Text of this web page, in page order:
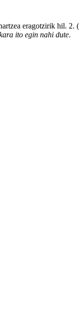
eragotzirik hil. 2.
ito egin nahi dute.